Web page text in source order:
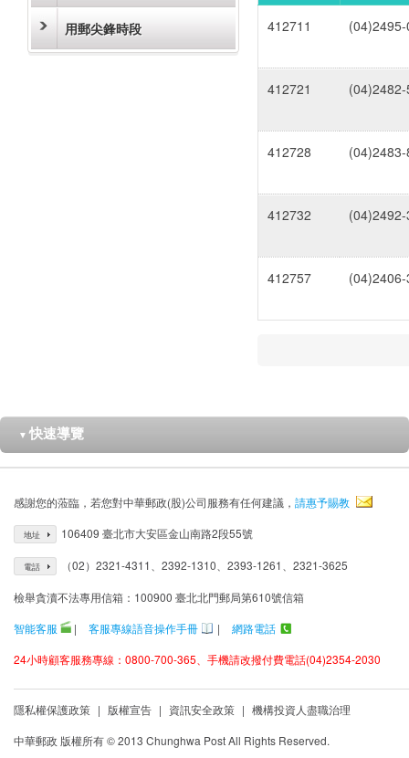
用郵尖鋒時段 412711
412721
412728
412732
412757
▼ 快速導覽
感謝您的蒞臨，若您對中華郵政(股)公司服務有任何建議， 請惠予賜教
地址 106409 臺北市大安區金山南路2段55號
電話 （02）2321-4311、2392-1310、2393-1261、2321-3625
檢舉貪瀆不法專用信箱：100900 臺北北門郵局第610號信箱
智能客服
| 客服專線語音操作手冊 |
網路電話
24小時顧客服務專線：0800-700-365、手機請改撥付費電話(04)2354-2030
隱私權保護政策 | 版權宣告 | 資訊安全政策 | 機構投資人盡職治理
中華郵政 版權所有 © 2013 Chunghwa Post All Rights Reserved.